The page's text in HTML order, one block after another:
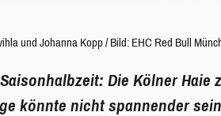
und Johanna Kopp/Bild: EHC Red Bull
Die Kölner Haie
könnte nicht spannender